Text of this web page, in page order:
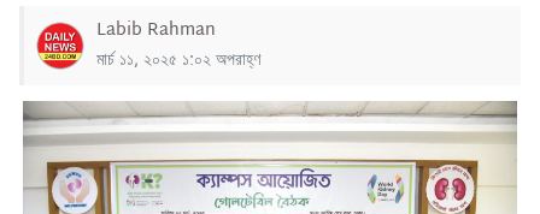
Labib Rahman
মার্চ ১১, ২০২৫ ১:০২ অপরাহ্ণ